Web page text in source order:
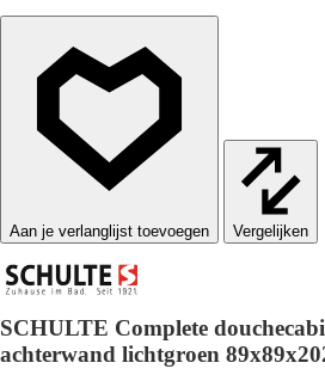
Vergelijken
SCHULTE Complete
achterwand lichtgroen